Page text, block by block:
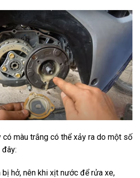
có màu trắng có thể xảy ra do một số
đây:
hở, nên khi xịt nước để rửa xe,